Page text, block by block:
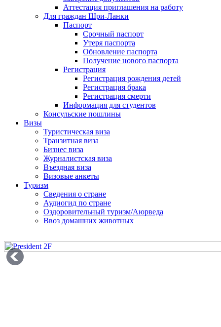
Аттестация приглашения на работу
Для граждан Шри-Ланки
Паспорт
Срочный паспорт
Утеря паспорта
Обновление паспорта
Получение нового паспорта
Регистрация
Регистрация рождения детей
Регистрация брака
Регистрация смерти
Информация для студентов
Консульские пошлины
Визы
Туристическая виза
Транзитная виза
Бизнес виза
Журналистская виза
Въездная виза
Визовые анкеты
Туризм
Сведения о стране
Аудиогид по стране
Оздоровительный туризм/Аюрведа
Ввоз домашних животных